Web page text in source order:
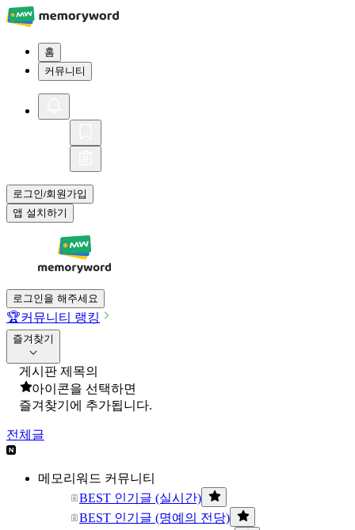
홈
커뮤니티
로그인/회원가입
앱 설치하기
로그인을 해주세요
🏆커뮤니티 랭킹
즐겨찾기
게시판 제목의
아이콘을 선택하면
즐겨찾기에 추가됩니다.
전체글
메모리워드 커뮤니티
BEST 인기글 (실시간)
BEST 인기글 (명예의 전당)